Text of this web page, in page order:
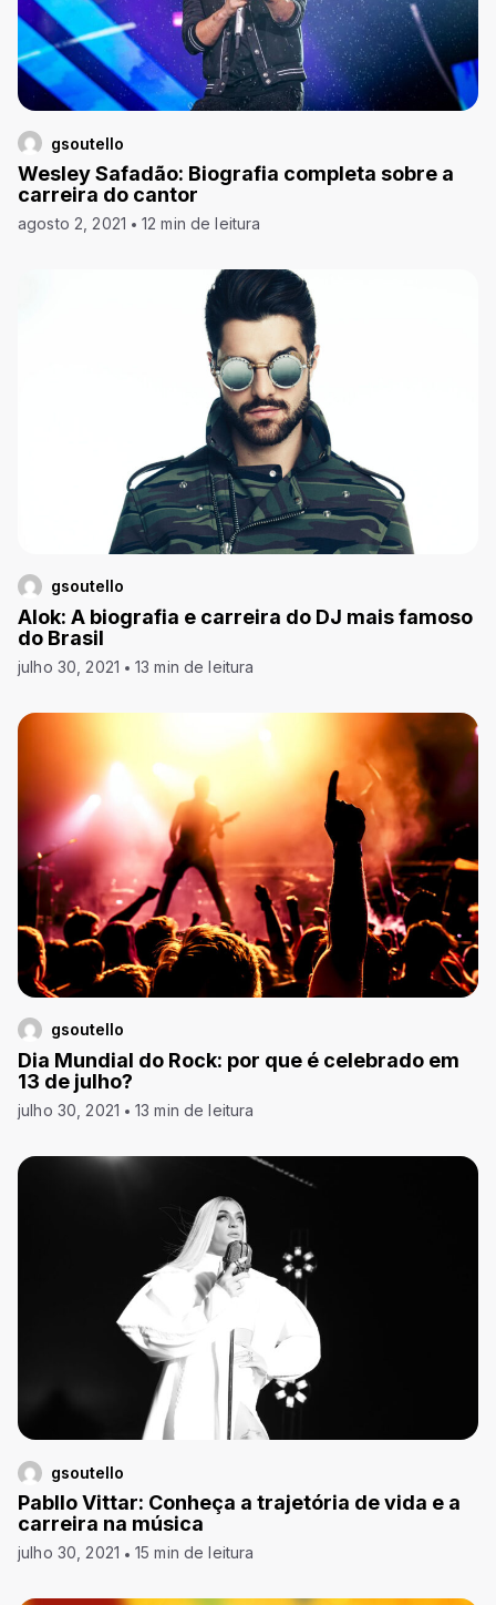
gsoutello
Wesley Safadão: Biografia completa sobre a
carreira do cantor
agosto 2, 2021 12 min de leitura
gsoutello
Alok: A biografia e carreira do DJ mais famoso
do Brasil
julho 30, 2021 13 min de leitura
gsoutello
Dia Mundial do Rock: por que é celebrado em
13 de julho?
julho 30, 2021 13 min de leitura
gsoutello
Pabllo Vittar: Conheça a trajetória de vida e a
carreira na música
julho 30, 2021 15 min de leitura